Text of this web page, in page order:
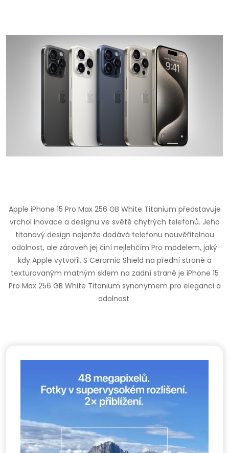
Apple iPhone 15 Pro Max 256 GB White Titanium představuje
vrchol inovace a designu ve světě chytrých telefonů. Jeho
titanový design nejenže dodává telefonu neuvěřitelnou
odolnost, ale zároveň jej činí nejlehčím Pro modelem, jaký
kdy Apple vytvořil. S Ceramic Shield na přední straně a
texturovaným matným sklem na zadní straně je iPhone 15
Pro Max 256 GB White Titanium synonymem pro eleganci a
odolnost.